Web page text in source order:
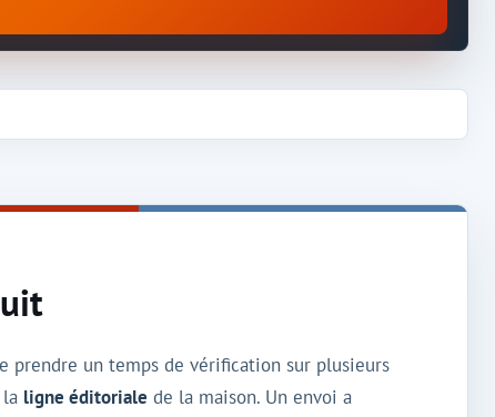
prendre un temps de vérification sur plusieurs
ligne éditoriale de la maison. Un envoi a